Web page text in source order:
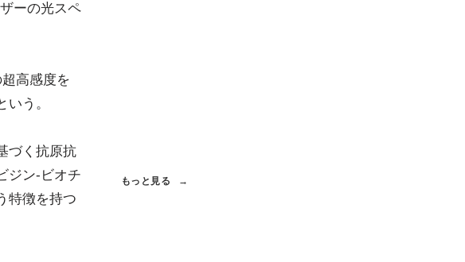
ーの光スペ
高感度を
う。
づく抗原抗
ジン-ビオチ
特徴を持つ
もっと見る